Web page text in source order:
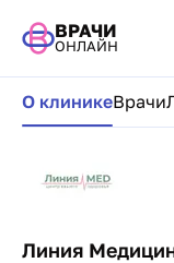
ВРАЧИ
ОНЛАЙН
Навигация
О клиникеВрачи
Линия